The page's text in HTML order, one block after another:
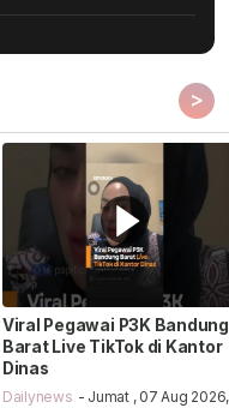
>
Viral Pegawai P3K Bandung
Barat Live TikTok di Kantor
Dinas
Dailynews - Jumat , 07 Aug 2026,